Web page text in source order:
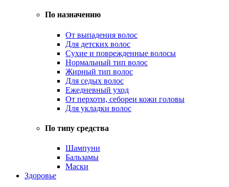
По назначению
От выпадения волос
Для детских волос
Сухие и поврежденные волосы
Нормальный тип волос
Жирный тип волос
Для седых волос
Ежедневный уход
От перхоти, себореи кожи головы
Для укладки волос
По типу средства
Шампуни
Бальзамы
Маски
Здоровье